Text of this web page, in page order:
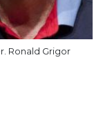
Ronald Grigor